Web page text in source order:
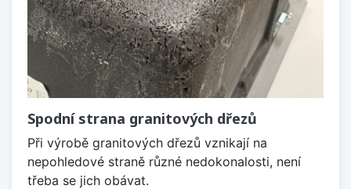
Spodní strana granitových dřezů
Při výrobě granitových dřezů vznikají na
nepohledové straně různé nedokonalosti, není
třeba se jich obávat.